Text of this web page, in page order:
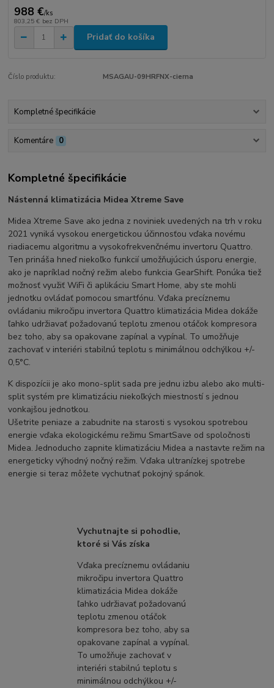
988 €/ks
803,25 € bez DPH
Pridať do košíka
Číslo produktu: MSAGAU-09HRFNX-cierna
Kompletné špecifikácie
Komentáre 0
Kompletné špecifikácie
Nástenná klimatizácia Midea Xtreme Save
Midea Xtreme Save ako jedna z noviniek uvedených na trh v roku
2021 vyniká vysokou energetickou účinnosťou vďaka novému
riadiacemu algoritmu a vysokofrekvenčnému invertoru Quattro.
Ten prináša hneď niekoľko funkcií umožňujúcich úsporu energie,
ako je napríklad nočný režim alebo funkcia GearShift. Ponúka tiež
možnosť využiť WiFi či aplikáciu Smart Home, aby ste mohli
jednotku ovládať pomocou smartfónu. Vďaka precíznemu
ovládaniu mikročipu invertora Quattro klimatizácia Midea dokáže
ľahko udržiavať požadovanú teplotu zmenou otáčok kompresora
bez toho, aby sa opakovane zapínal a vypínal. To umožňuje
zachovať v interiéri stabilnú teplotu s minimálnou odchýlkou +/-
0,5°C.
K dispozícii je ako mono-split sada pre jednu izbu alebo ako multi-
split systém pre klimatizáciu niekoľkých miestností s jednou
vonkajšou jednotkou.
Ušetrite peniaze a zabudnite na starosti s vysokou spotrebou
energie vďaka ekologickému režimu SmartSave od spoločnosti
Midea. Jednoducho zapnite klimatizáciu Midea a nastavte režim na
energeticky výhodný nočný režim. Vďaka ultranízkej spotrebe
energie si teraz môžete vychutnať pokojný spánok.
Vychutnajte si pohodlie,
ktoré si Vás získa
Vďaka precíznemu ovládaniu
mikročipu invertora Quattro
klimatizácia Midea dokáže
ľahko udržiavať požadovanú
teplotu zmenou otáčok
kompresora bez toho, aby sa
opakovane zapínal a vypínal.
To umožňuje zachovať v
interiéri stabilnú teplotu s
minimálnou odchýlkou +/-